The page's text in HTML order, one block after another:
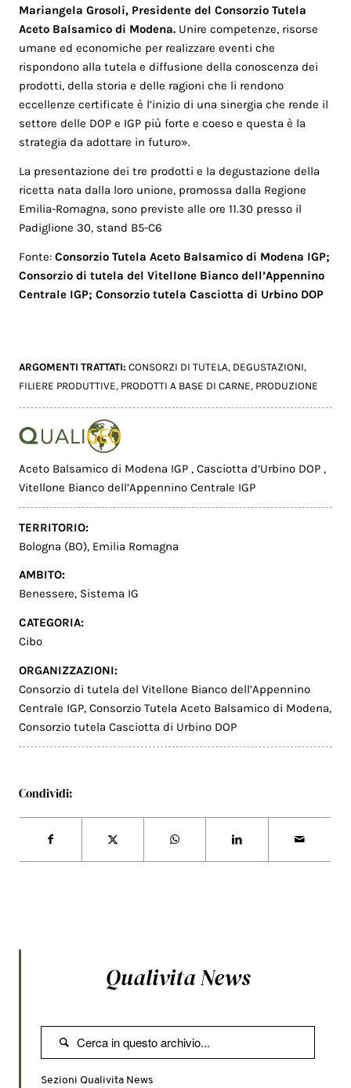
Mariangela Grosoli, Presidente del Consorzio Tutela
Aceto Balsamico di Modena. Unire competenze, risorse
umane ed economiche per realizzare eventi che
rispondono alla tutela e diffusione della conoscenza dei
prodotti, della storia e delle ragioni che li rendono
eccellenze certificate è l’inizio di una sinergia che rende il
settore delle DOP e IGP più forte e coeso e questa è la
strategia da adottare in futuro».
La presentazione dei tre prodotti e la degustazione della
ricetta nata dalla loro unione, promossa dalla Regione
Emilia-Romagna, sono previste alle ore 11.30 presso il
Padiglione 30, stand B5-C6
Fonte:Consorzio Tutela Aceto Balsamico di Modena IGP;
Consorzio di tutela del Vitellone Bianco dell’Appennino
Centrale IGP;Consorzio tutela Casciotta di Urbino DOP
ARGOMENTI TRATTATI:CONSORZI DI TUTELA, DEGUSTAZIONI,
FILIERE PRODUTTIVE, PRODOTTI A BASE DI CARNE, PRODUZIONE
Aceto Balsamico di Modena IGP,Casciotta d’Urbino DOP,
Vitellone Bianco dell’Appennino Centrale IGP
TERRITORIO:
Bologna (BO), Emilia Romagna
AMBITO:
Benessere, Sistema IG
CATEGORIA:
Cibo
ORGANIZZAZIONI:
Consorzio di tutela del Vitellone Bianco dell’Appennino
Centrale IGP,Consorzio Tutela Aceto Balsamico di Modena,
Consorzio tutela Casciotta di Urbino DOP
Condividi:
Qualivita News

Sezioni Qualivita News